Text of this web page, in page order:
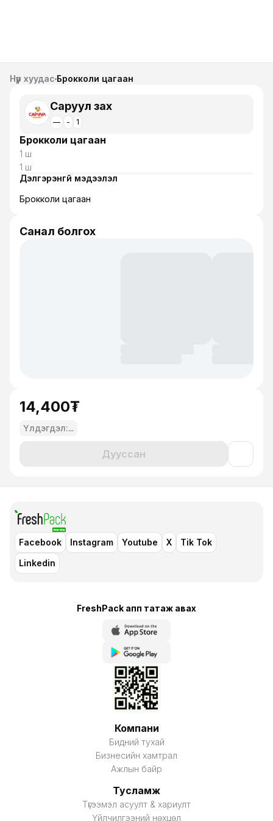
Нүүр хуудас Брокколи цагаан
Саруул зах
— - 1
Брокколи цагаан
1 ш
1 ш
Дэлгэрэнгүй мэдээлэл
Брокколи цагаан
Санал болгох
14,400₮
Үлдэгдэл:...
Дууссан
Facebook Instagram Youtube X
Tik Tok
Linkedin
FreshPack апп татаж авaх
Компани
Бидний тухай
Бизнесийн хамтрал
Ажлын байр
Тусламж
Түгээмэл асуулт & хариулт
Үйлчилгээний нөхцөл